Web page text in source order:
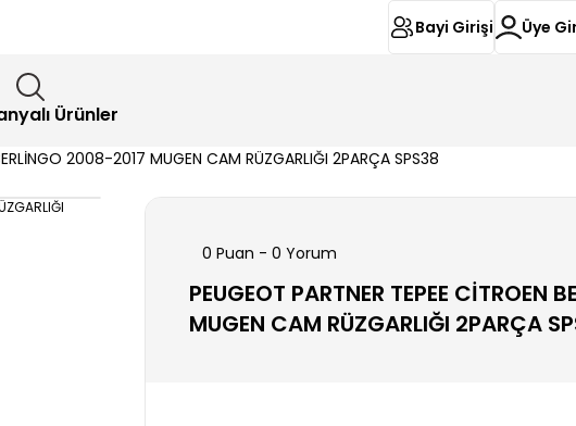
Bayi Girişi Üye
Ürünler
2008-2017 MUGEN CAM RÜZGARLIĞI 2PARÇA SPS38
0 Puan - 0 Yorum
PEUGEOT PARTNER TEPEE CİTROEN
MUGEN CAM RÜZGARLIĞI 2PARÇA